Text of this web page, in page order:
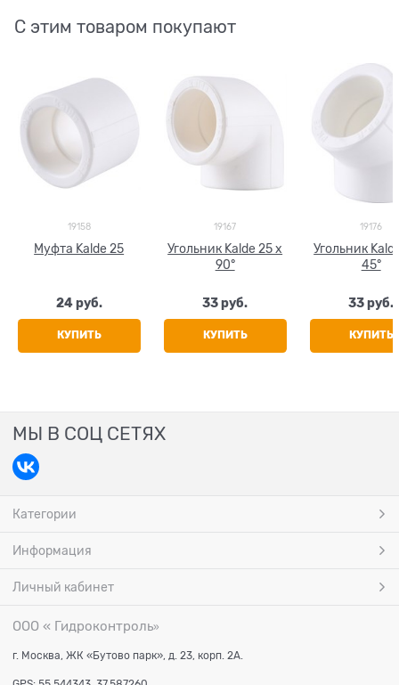
С этим товаром покупают
19158
Муфта Kalde 25
24 руб.
КУПИТЬ
19167
Угольник Kalde 25 х
90°
33 руб.
КУПИТЬ
19176
Угольник
45°
33 руб.
КУПИТЬ
МЫ В СОЦ СЕТЯХ
Категории
Информация
Личный кабинет
ООО « Гидроконтроль»
г. Москва, ЖК «Бутово парк», д. 23, корп. 2А.